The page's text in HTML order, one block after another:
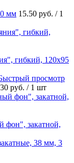
мм 15.50 руб. / 1
гибкий, 120х95
просмотр
руб. / 1 шт
фон", закатной,